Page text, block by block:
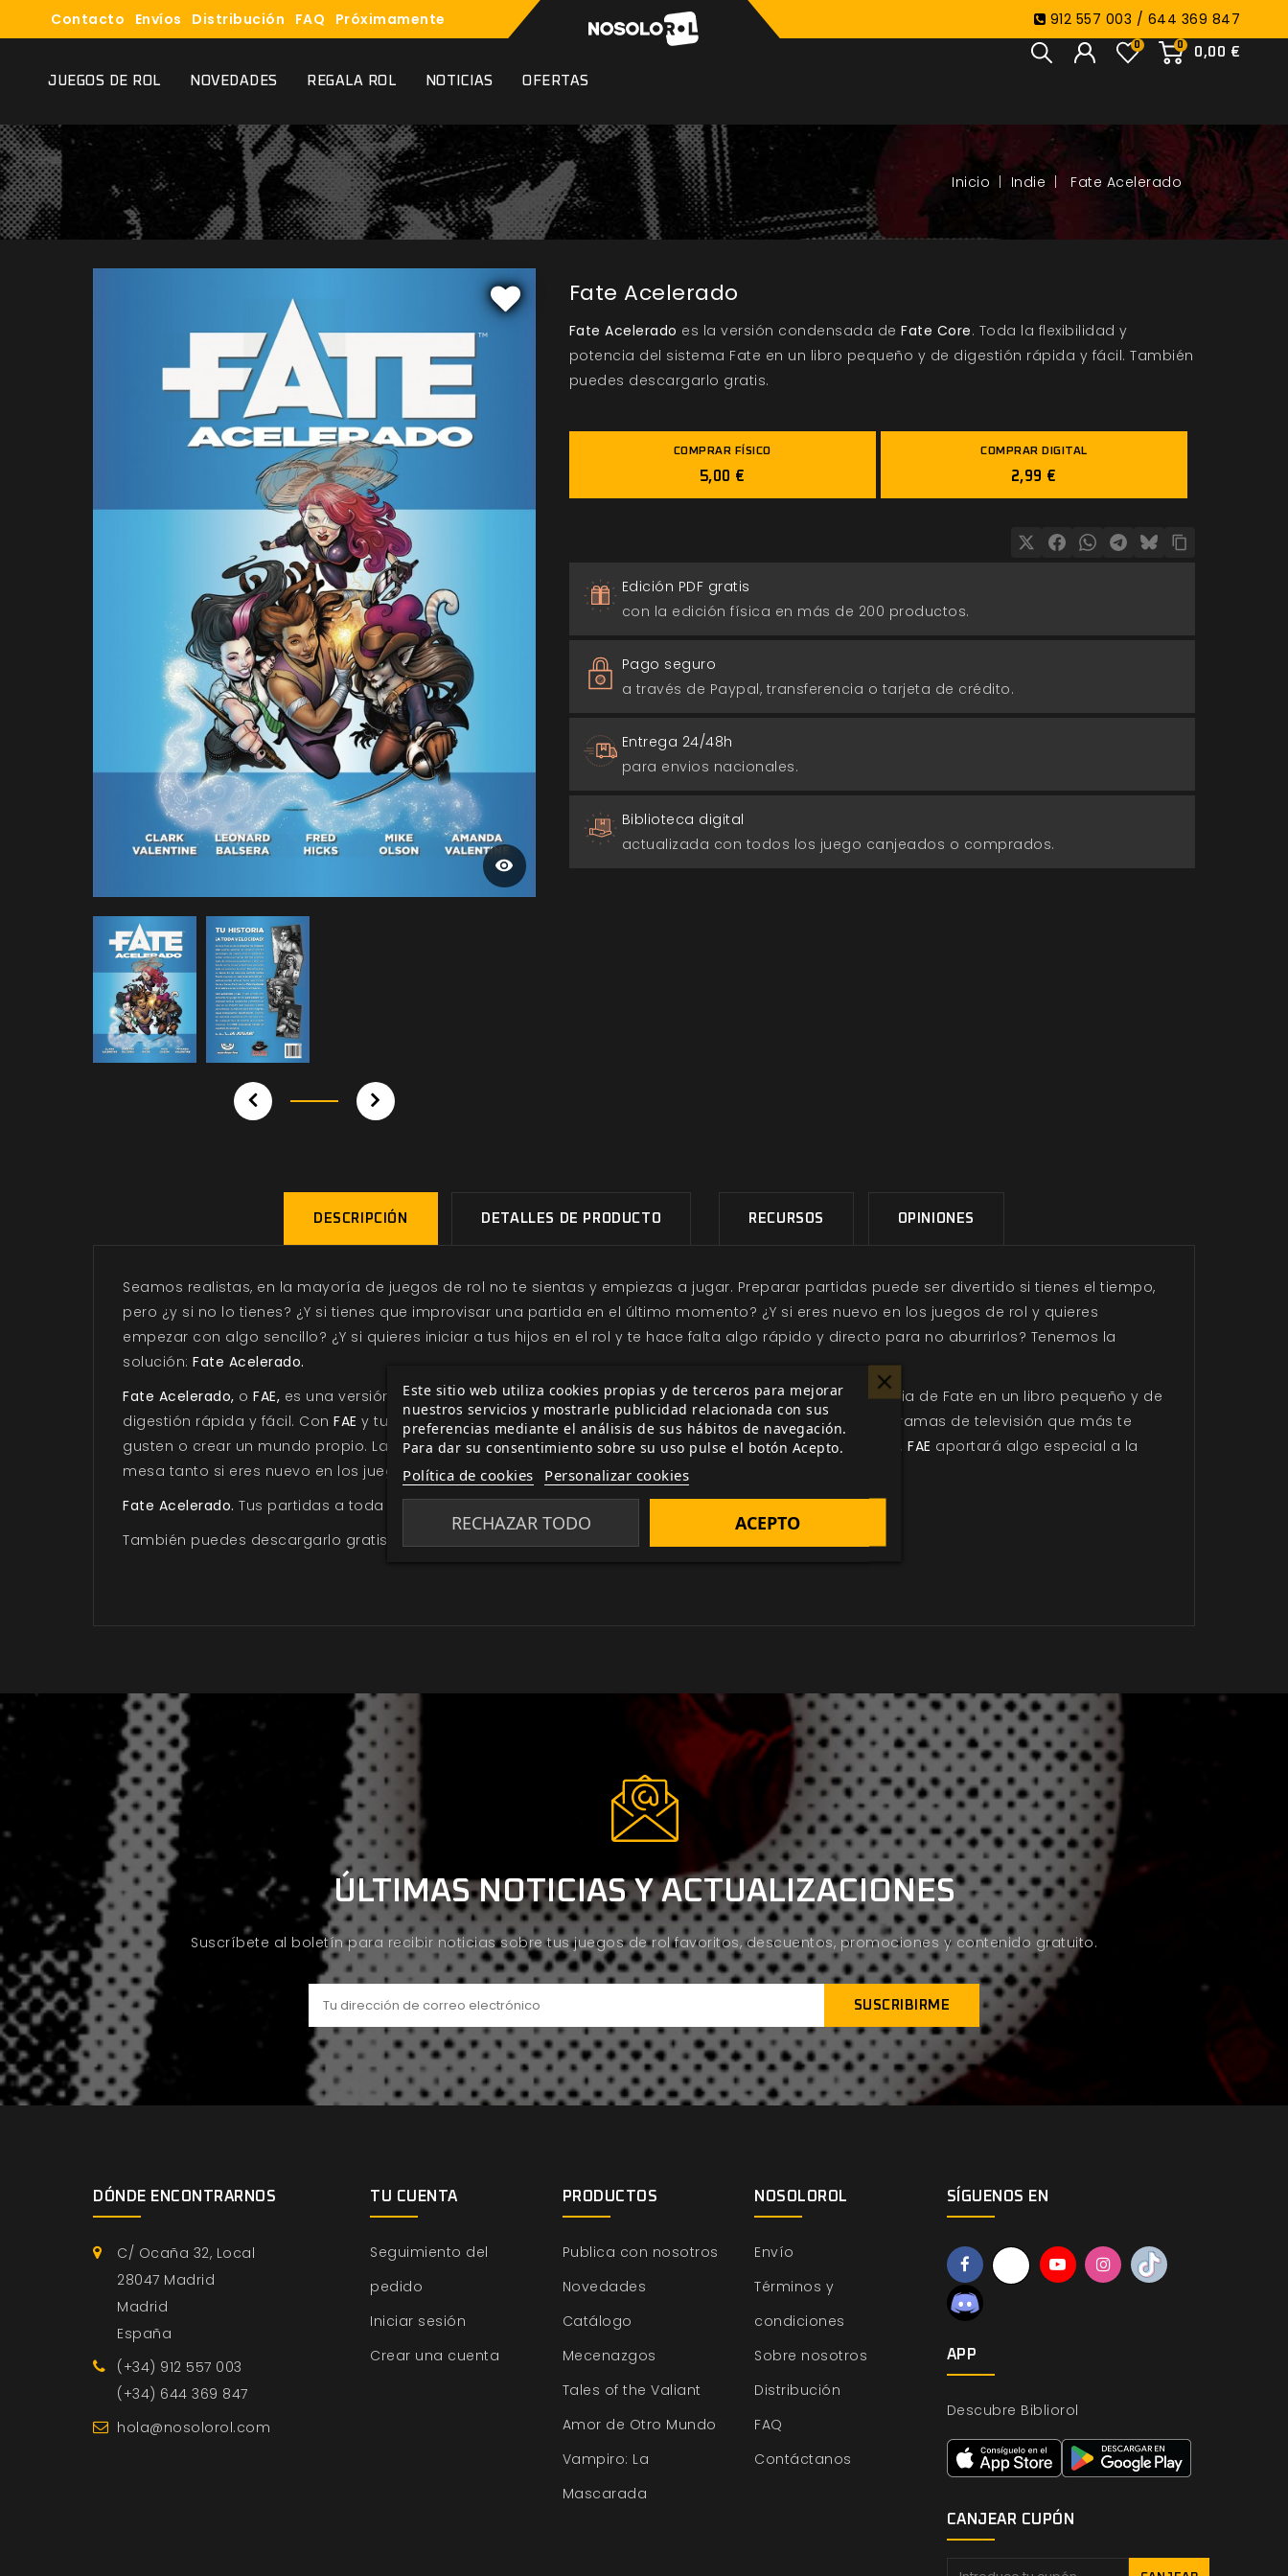
Contacto Envíos Distribución FAQ Próximamente 912 557 003 / 644 369 847
0
0,00 €
0
JUEGOS DE ROL NOVEDADES REGALA ROL NOTICIAS OFERTAS
Indie Fate Acelerado
Fate Acelerado
Fate Acelerado es la versión condensada deFate Core. Toda la flexibilidad y
potencia del sistema Fate en un libro pequeño y de digestión rápida y fácil.También
puedes descargarlo gratis.
COMPRAR FÍSICO
5,00 €
COMPRAR DIGITAL
2,99 €
Edición PDF gratis
con la edición física en más de 200 productos.
Pago seguro
a través de Paypal, transferencia o tarjeta de crédito.
Entrega 24/48h
para envios nacionales.
Biblioteca digital
actualizada con todos los juego canjeados o comprados.
DESCRIPCIÓN DETALLES DE PRODUCTO RECURSOS OPINIONES
Seamos realistas, en la mayoría de juegos de rol no te sientas y empiezas a jugar. Preparar partidas puede ser divertido si tienes el tiempo,
pero ¿y si no lo tienes? ¿Y si tienes que improvisar una partida en el último momento? ¿Y si eres nuevo en los juegos de rol y quieres
empezar con algo sencillo? ¿Y si quieres iniciar a tus hijos en el rol y te hace falta algo rápido y directo para no aburrirlos? Tenemos la
solución: Fate Acelerado.
Fate Acelerado, o FAE, es una versión condensada deFate Core,que contiene toda la flexibilidad y potencia de Fate en un libro pequeño y de
digestión rápida y fácil. Con FAE y tus amigos podrás entrar en los mundos de los libros, películas y programas de televisión que más te
gusten o crear un mundo propio. La preparación es tan sencilla que puedes empezar a jugar en minutos. FAE aportará algo especial a la
mesa tanto si eres nuevo en los juegos de rol como si te consideras un veterano.
Fate Acelerado. Tus partidas a toda velocidad.
También puedes descargarlo gratis.
ÚLTIMAS NOTICIAS Y ACTUALIZACIONES
Suscríbete al boletín para recibir noticias sobre tus juegos de rol favoritos, descuentos, promociones y contenido gratuito.
DÓNDE ENCONTRARNOS
C/ Ocaña 32, Local
28047 Madrid
Madrid
España
(+34) 912 557 003
(+34) 644 369 847
hola@nosolorol.com
TU CUENTA
Seguimiento del
pedido
Iniciar sesión
Crear una cuenta
PRODUCTOS
Publica con nosotros
Novedades
Catálogo
Mecenazgos
Tales of the Valiant
Amor de Otro Mundo
Vampiro: La
Mascarada
NOSOLOROL
Envío
Términos y
condiciones
Sobre nosotros
Distribución
FAQ
Contáctanos
SÍGUENOS EN
Este sitio web utiliza cookies propias y de terceros para mejorar
nuestros servicios y mostrarle publicidad relacionada con sus
preferencias mediante el análisis de sus hábitos de navegación.
Para dar su consentimiento sobre su uso pulse el botón Acepto.
Política de cookies Personalizar cookies
RECHAZAR TODO ACEPTO
APP
Descubre Bibliorol
CANJEAR CUPÓN